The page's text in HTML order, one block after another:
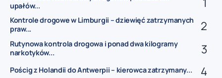
upałów...
Kontrole drogowe w Limburgii – dziewięć zatrzymanych
praw...
Rutynowa kontrola drogowa i ponad dwa kilogramy
narkotyków...
Pościg z Holandii do Antwerpii – kierowca zatrzymany...